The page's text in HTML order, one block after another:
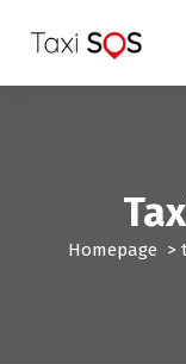
a
Homepage >